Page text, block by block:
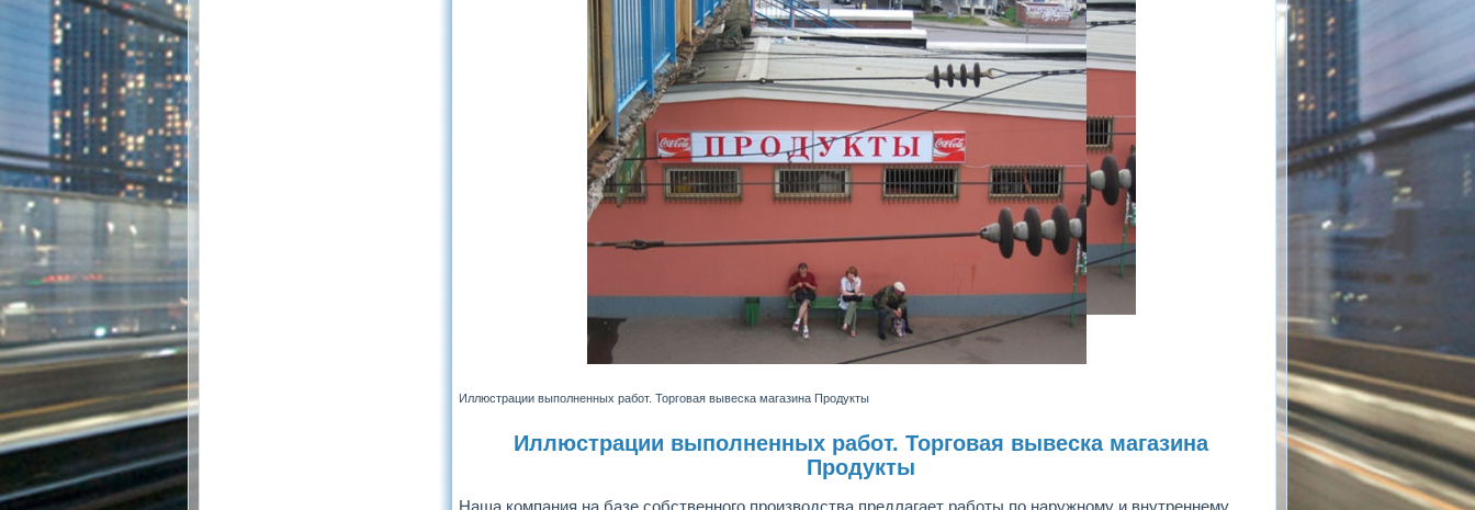
Иллюстрации выполненных работ. Торговая вывеска магазина Продукты
Иллюстрации выполненных работ. Торговая вывеска магазина
Продукты
Наша компания на базе собственного производства предлагает работы по наружному и внутреннему